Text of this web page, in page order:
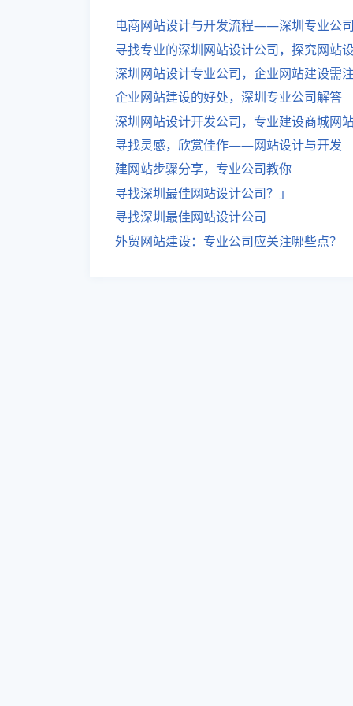
电商网站设计与开发流程——深圳专业公
寻找专业的深圳网站设计公司，探究网站
深圳网站设计专业公司，企业网站建设需
企业网站建设的好处，深圳专业公司解答
深圳网站设计开发公司，专业建设商城网
寻找灵感，欣赏佳作——网站设计与开发
建网站步骤分享，专业公司教你
寻找深圳最佳网站设计公司？」
寻找深圳最佳网站设计公司
外贸网站建设：专业公司应关注哪些点？